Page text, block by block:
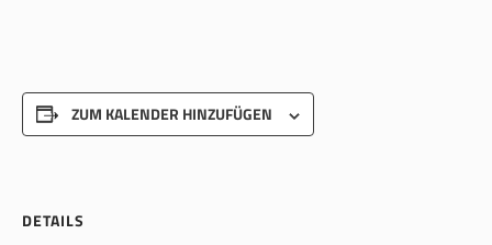
ZUM KALENDER HINZUFÜGEN
DETAILS